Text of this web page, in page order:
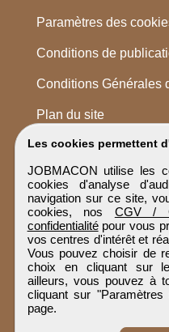
Les cookies permettent
JOBMACON utilise les
cookies d'analyse
navigation sur ce site,
cookies, nos CGV /
confidentialitépour vous
vos centres d'intérêt et
Vous pouvez choisir de
choix en cliquant sur
ailleurs, vous pouvez à
cliquant sur
page.
Paramètres des
Conditions de
Conditions Générales
Plan du site